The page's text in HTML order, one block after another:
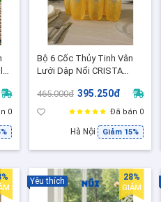
0
Bộ 6 Cốc Thủy Tinh Vân
Lưới Dập Nổi CRISTA
Nước , Quà Tặng Sang
Trọng ( 80052- Y- Màu
465.000đ 395.250đ
Đã bán 0
Hà Nội Giảm 15%
Yêu thích 28%
GIẢM